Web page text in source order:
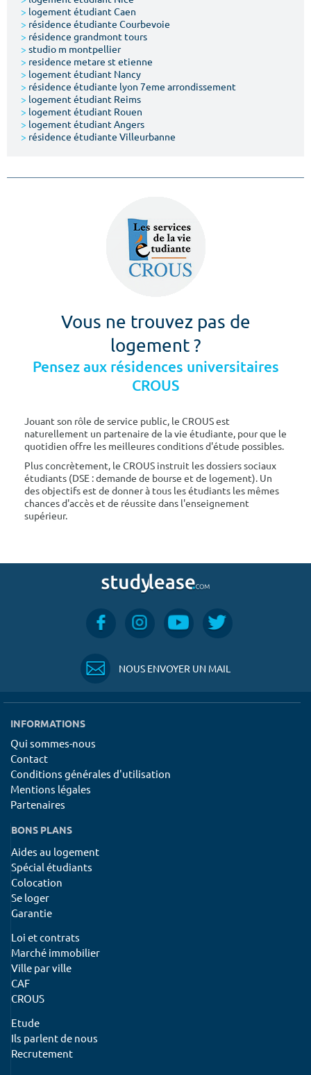
> logement étudiant Caen
> résidence étudiante Courbevoie
> résidence grandmont tours
> studio m montpellier
> residence metare st etienne
> logement étudiant Nancy
> résidence étudiante lyon 7eme arrondissement
> logement étudiant Reims
> logement étudiant Rouen
> logement étudiant Angers
> résidence étudiante Villeurbanne
Vous ne trouvez pas de
logement ?
Pensez aux résidences universitaires
CROUS
Jouant son rôle de service public, le CROUS est
naturellement un partenaire de la vie étudiante, pour que le
quotidien offre les meilleures conditions d'étude possibles.
Plus concrètement, le CROUS instruit les dossiers sociaux
étudiants (DSE : demande de bourse et de logement). Un
des objectifs est de donner à tous les étudiants les mêmes
chances d'accès et de réussite dans l'enseignement
supérieur.
NOUS ENVOYER UN MAIL
INFORMATIONS
Qui sommes-nous
Contact
Conditions générales d'utilisation
Mentions légales
Partenaires
BONS PLANS
Aides au logement
Spécial étudiants
Colocation
Se loger
Garantie
Loi et contrats
Marché immobilier
Ville par ville
CAF
CROUS
Etude
Ils parlent de nous
Recrutement